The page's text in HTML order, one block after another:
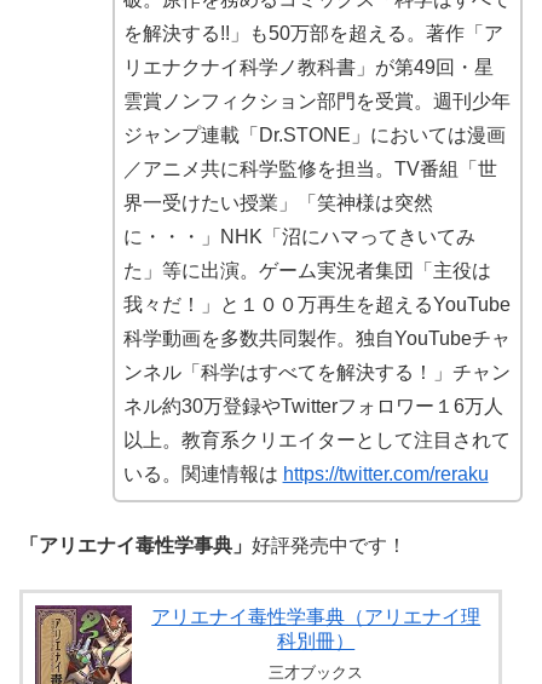
を解決する!!」も50万部を超える。著作「ア
リエナクナイ科学ノ教科書」が第49回・星
雲賞ノンフィクション部門を受賞。週刊少年
ジャンプ連載「Dr.STONE」においては漫画
／アニメ共に科学監修を担当。TV番組「世
界一受けたい授業」「笑神様は突然
に・・・」NHK「沼にハマってきいてみ
た」等に出演。ゲーム実況者集団「主役は
我々だ！」と１００万再生を超えるYouTube
科学動画を多数共同製作。独自YouTubeチャ
ンネル「科学はすべてを解決する！」チャン
ネル約30万登録やTwitterフォロワー１6万人
以上。教育系クリエイターとして注目されて
いる。関連情報は https://twitter.com/reraku
「アリエナイ毒性学事典」 好評発売中です！
アリエナイ毒性学事典（アリエナイ理
科別冊）
三才ブックス